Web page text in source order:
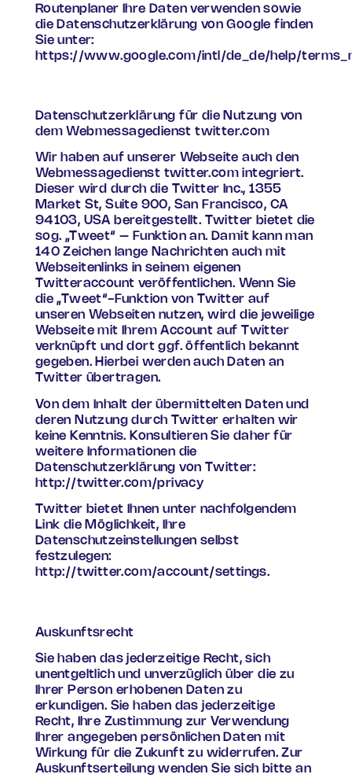
Routenplaner Ihre Daten verwenden sowie
die Datenschutzerklärung von Google finden
Sie unter:
https://www.google.com/intl/de_de/help/
Datenschutzerklärung für die Nutzung von
dem Webmessagedienst twitter.com
Wir haben auf unserer Webseite auch den
Webmessagedienst twitter.com integriert.
Dieser wird durch die Twitter Inc., 1355
Market St, Suite 900, San Francisco, CA
94103, USA bereitgestellt. Twitter bietet die
sog. „Tweet“ – Funktion an. Damit kann man
140 Zeichen lange Nachrichten auch mit
Webseitenlinks in seinem eigenen
Twitteraccount veröffentlichen. Wenn Sie
die „Tweet“-Funktion von Twitter auf
unseren Webseiten nutzen, wird die jeweilige
Webseite mit Ihrem Account auf Twitter
verknüpft und dort ggf. öffentlich bekannt
gegeben. Hierbei werden auch Daten an
Twitter übertragen.
Von dem Inhalt der übermittelten Daten und
deren Nutzung durch Twitter erhalten wir
keine Kenntnis. Konsultieren Sie daher für
weitere Informationen die
Datenschutzerklärung von Twitter:
http://twitter.com/privacy
Twitter bietet Ihnen unter nachfolgendem
Link die Möglichkeit, Ihre
Datenschutzeinstellungen selbst
festzulegen:
http://twitter.com/account/settings.
Auskunftsrecht
Sie haben das jederzeitige Recht, sich
unentgeltlich und unverzüglich über die zu
Ihrer Person erhobenen Daten zu
erkundigen. Sie haben das jederzeitige
Recht, Ihre Zustimmung zur Verwendung
Ihrer angegeben persönlichen Daten mit
Wirkung für die Zukunft zu widerrufen. Zur
Auskunftserteilung wenden Sie sich bitte an